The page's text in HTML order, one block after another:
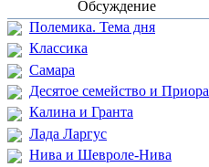
Обсуждение
Полемика. Тема дня
Классика
Самара
Десятое семейство и Приора
Калина и Гранта
Лада Ларгус
Нива и Шевроле-Нива